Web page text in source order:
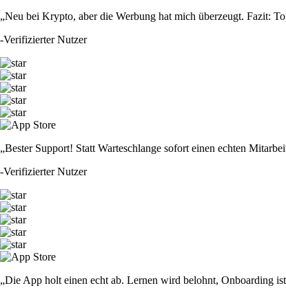
„Neu bei Krypto, aber die Werbung hat mich überzeugt. Fazit:
-Verifizierter Nutzer
„Bester Support! Statt Warteschlange sofort einen echten
-Verifizierter Nutzer
„Die App holt einen echt ab. Lernen wird belohnt, Onboarding